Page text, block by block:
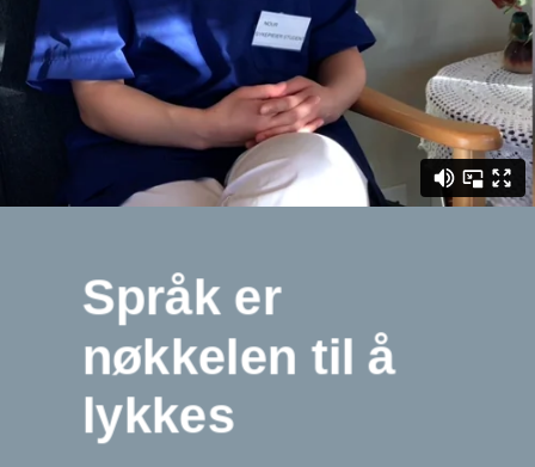
Språk er
nøkkelen til å
lykkes